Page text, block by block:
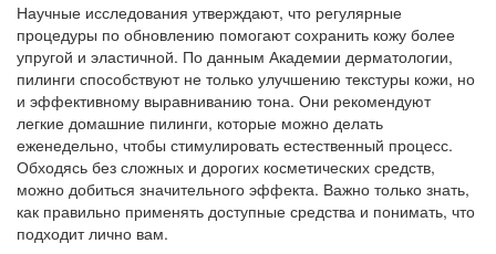
Научные исследования утверждают, что регулярные
процедуры по обновлению помогают сохранить кожу более
упругой и эластичной. По данным Академии дерматологии,
пилинги способствуют не только улучшению текстуры кожи, но
и эффективному выравниванию тона. Они рекомендуют
легкие домашние пилинги, которые можно делать
еженедельно, чтобы стимулировать естественный процесс.
Обходясь без сложных и дорогих косметических средств,
можно добиться значительного эффекта. Важно только знать,
как правильно применять доступные средства и понимать, что
подходит лично вам.